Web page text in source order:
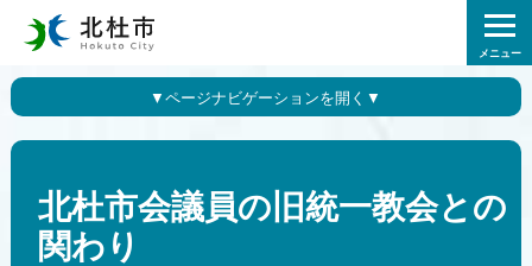
メニュー
北杜市会議員の旧統一教会との
関わり